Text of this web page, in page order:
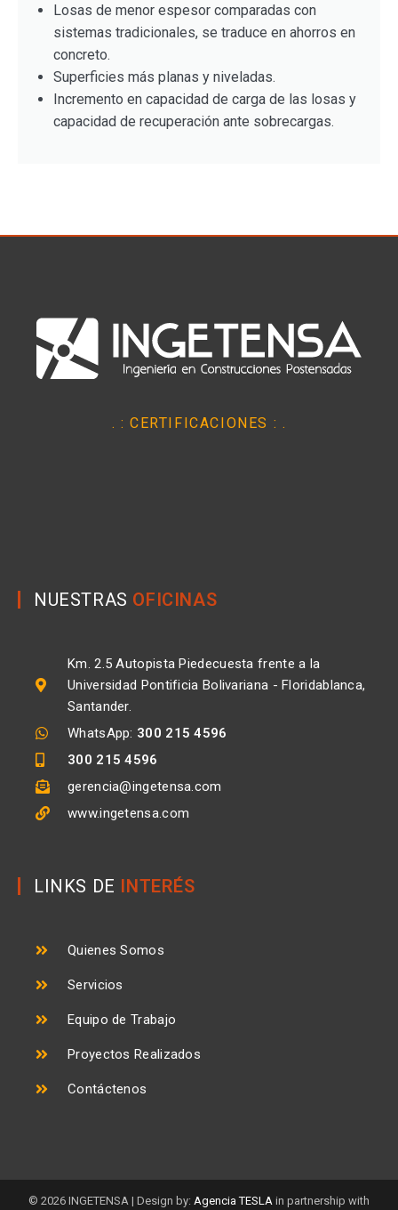
Losas de menor espesor comparadas con
sistemas tradicionales, se traduce en ahorros en
concreto.
Superficies más planas y niveladas.
Incremento en capacidad de carga de las losas y
capacidad de recuperación ante sobrecargas.
. : CERTIFICACIONES : .
NUESTRAS OFICINAS
Km. 2.5 Autopista Piedecuesta frente a la
Universidad Pontificia Bolivariana - Floridablanca,
Santander.
WhatsApp: 300 215 4596
300 215 4596
gerencia@ingetensa.com
www.ingetensa.com
LINKS DE INTERÉS
Quienes Somos
Servicios
Equipo de Trabajo
Proyectos Realizados
Contáctenos
© 2026 INGETENSA | Design by: Agencia TESLA in partnership with